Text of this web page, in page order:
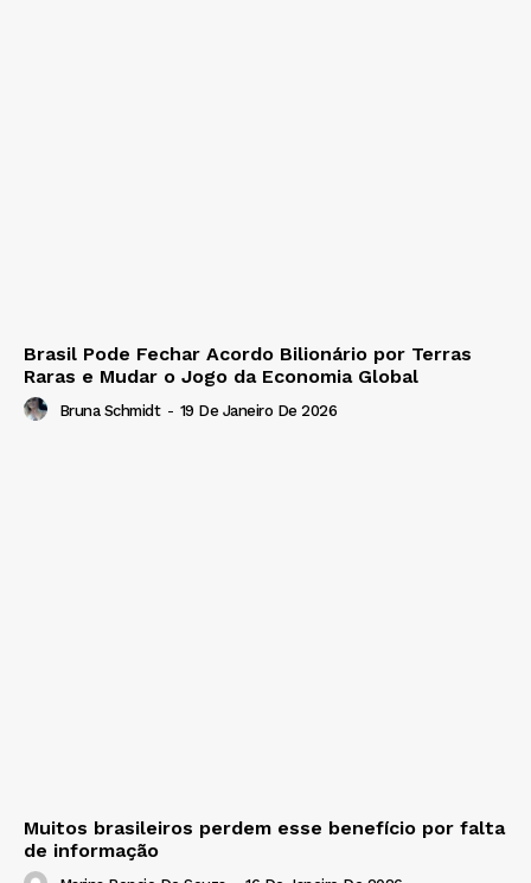
Brasil Pode Fechar Acordo Bilionário por Terras
Raras e Mudar o Jogo da Economia Global
Bruna Schmidt - 19 De Janeiro De 2026
Muitos brasileiros perdem esse benefício por falta
de informação